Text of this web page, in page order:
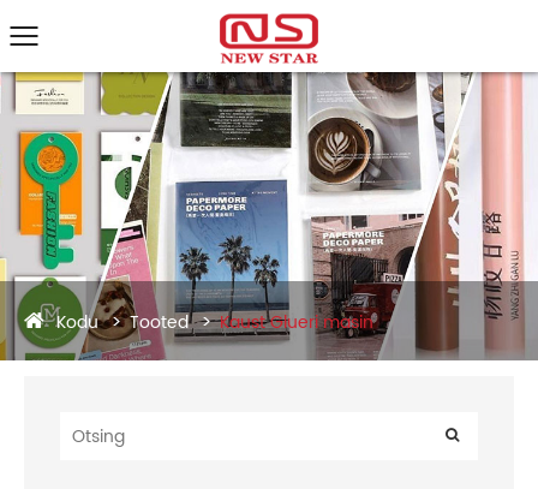
Kodu Tooted Kaust Glueri masin